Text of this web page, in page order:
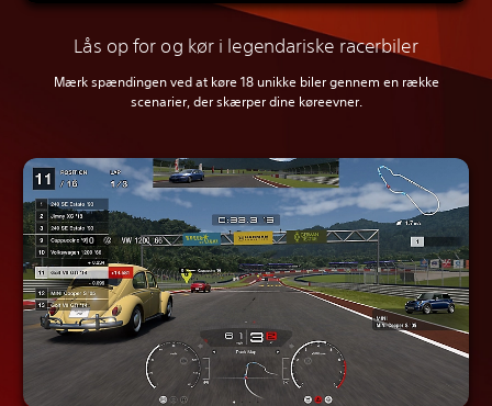
Lås op for og kør i legendariske racerbiler
Mærk spændingen ved at køre 18 unikke biler gennem en række
scenarier, der skærper dine køreevner.